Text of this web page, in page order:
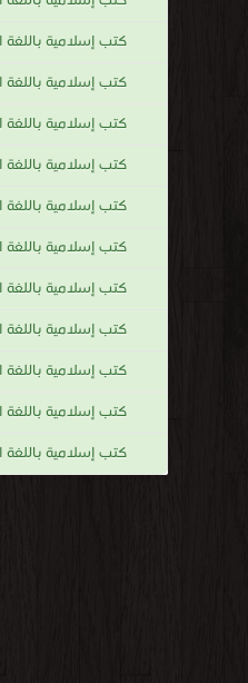
وخلاف
الأسماء
لحديث أورده البخاري
كتب إسلامية باللغة
كتب إسلامية باللغة
كتب إسلامية باللغة
كتب إسلامية باللغة
كتب إسلامية باللغة
كتب إسلامية باللغة
كتب إسلامية باللغة
كتب إسلامية باللغة
كتب إسلامية باللغة
كتب إسلامية باللغة
كتب إسلامية باللغة